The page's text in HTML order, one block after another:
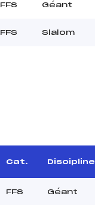
FFS Géant
FFS Slalom
Cat. Discipline
FFS Géant